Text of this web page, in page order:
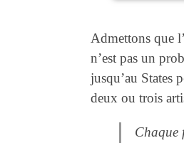
Admettons que
n’est pas un
jusqu’au States
deux ou trois
Chaque